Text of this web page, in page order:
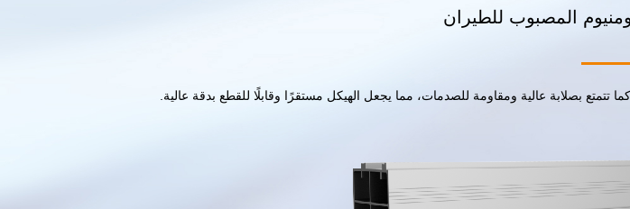
المصبوب للطيران
تتمتع بصلابة عالية ومقاومة للصدمات، مما يجعل الهيكل مستقرًا وقابلًا للقطع بدقة عالية.